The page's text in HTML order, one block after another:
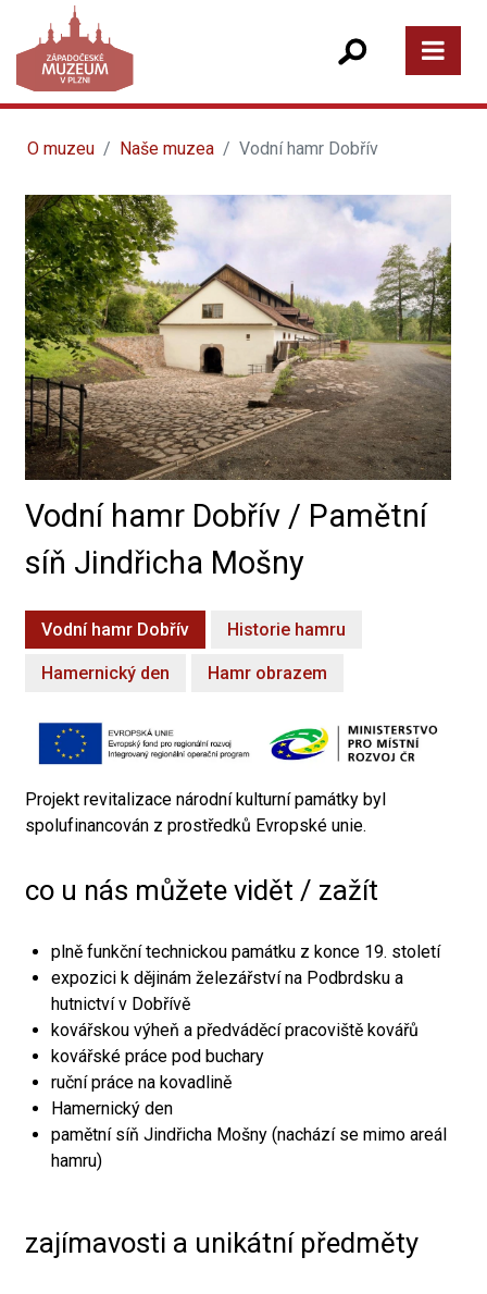
O muzeu Naše muzea Vodní hamr Dobřív
Vodní hamr Dobřív / Pamětní
síň Jindřicha Mošny
Vodní hamr Dobřív Historie hamru
Hamernický den Hamr obrazem
Projekt revitalizace národní kulturní památky byl
spolufinancován z prostředků Evropské unie.
co u nás můžete vidět / zažít
plně funkční technickou památku z konce 19. století
expozici k dějinám železářství na Podbrdsku a
hutnictví v Dobřívě
kovářskou výheň a předváděcí pracoviště kovářů
kovářské práce pod buchary
ruční práce na kovadlině
Hamernický den
pamětní síň Jindřicha Mošny (nachází se mimo areál
hamru)
zajímavosti a unikátní předměty